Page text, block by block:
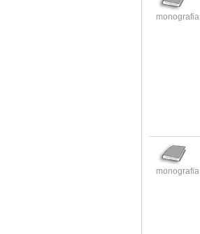
monografia
monografia